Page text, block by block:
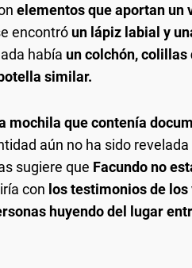
elementos que aportan un
encontró un lápiz labial y
había un colchón,
similar.
mochila que contenía
aún no ha sido
sugiere que Facundo no
con los testimonios de los
huyendo del lugar